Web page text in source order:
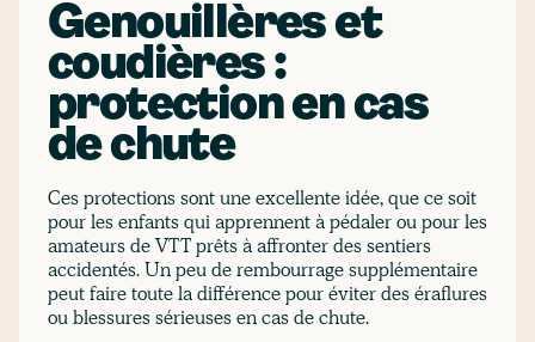
Genouillères et
coudières :
protection en cas
de chute
Ces protections sont une excellente idée, que ce soit
pour les enfants qui apprennent à pédaler ou pour les
amateurs de VTT prêts à affronter des sentiers
accidentés. Un peu de rembourrage supplémentaire
peut faire toute la différence pour éviter des éraflures
ou blessures sérieuses en cas de chute.